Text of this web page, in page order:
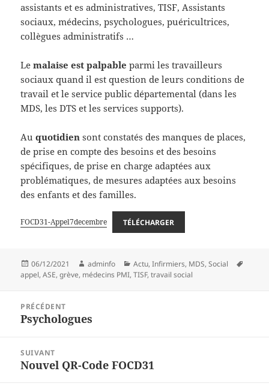
assistants et es administratives, TISF, Assistants
sociaux, médecins, psychologues, puéricultrices,
collègues administratifs …
Lemalaise est palpable parmi les travailleurs
sociaux quand il est question de leurs conditions de
travail et le service public départemental (dans les
MDS, les DTS et les services supports).
Auquotidien sont constatés des manques de places,
de prise en compte des besoins et des besoins
spécifiques, de prise en charge adaptées aux
problématiques, de mesures adaptées aux besoins
des enfants et des familles.
FOCD31-Appel7decembre TÉLÉCHARGER
Publié
le
06/12/2021 Auteur
adminfo Catégories
Actu,Infirmiers, MDS,Social
appel,ASE,grève, médecins PMI,TISF,travail social
l’article
PRÉCÉDENT
Article
Psychologues
SUIVANT
Article
Nouvel QR-Code FOCD31